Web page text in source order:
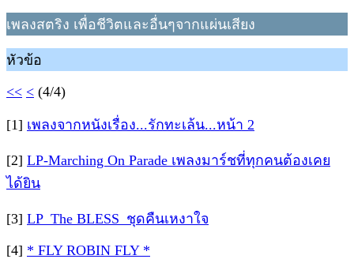
เพลงสตริง เพื่อชีวิตและอื่นๆจากแผ่นเสียง
หัวข้อ
<< < (4/4)
[1] เพลงจากหนังเรื่อง...รักทะเล้น...หน้า 2
[2] LP-Marching On Parade เพลงมาร์ชที่ทุกคนต้องเคย
ได้ยิน
[3] LP_The BLESS_ชุดคืนเหงาใจ
[4] * FLY ROBIN FLY *